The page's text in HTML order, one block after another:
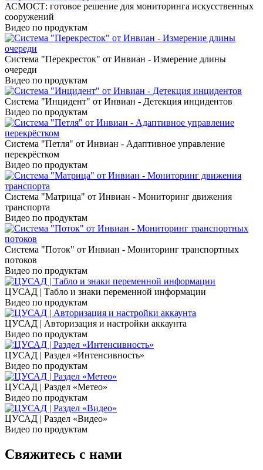
АСМОСТ: готовое решение для мониторинга искусственных
сооружений
Видео по продуктам
Система "Перекресток" от Инвиан - Измерение длины
очереди
Видео по продуктам
Система "Инцидент" от Инвиан - Детекция инцидентов
Видео по продуктам
Система "Петля" от Инвиан - Адаптивное управление
перекрёстком
Видео по продуктам
Система "Матрица" от Инвиан - Мониторинг движения
транспорта
Видео по продуктам
Система "Поток" от Инвиан - Мониторинг транспортных
потоков
Видео по продуктам
ЦУСАД | Табло и знаки переменной информации
Видео по продуктам
ЦУСАД | Авторизация и настройки аккаунта
Видео по продуктам
ЦУСАД | Раздел «Интенсивность»
Видео по продуктам
ЦУСАД | Раздел «Метео»
Видео по продуктам
ЦУСАД | Раздел «Видео»
Видео по продуктам
Свяжитесь с нами